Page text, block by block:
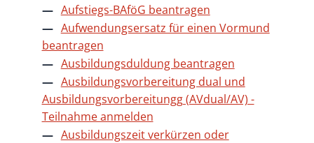
Aufstiegs-BAföG beantragen
Aufwendungsersatz für einen Vormund
beantragen
Ausbildungsduldung beantragen
Ausbildungsvorbereitung dual und
Ausbildungsvorbereitungg (AVdual/AV) -
Teilnahme anmelden
Ausbildungszeit verkürzen oder